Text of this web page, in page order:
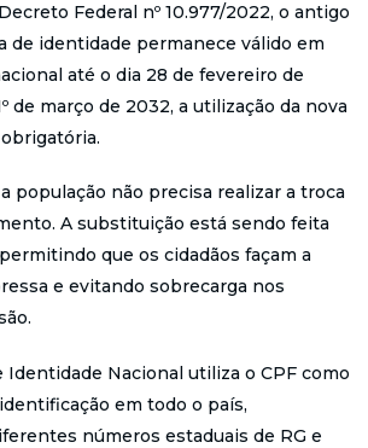
Federal nº 10.977/2022, o antigo
de identidade permanece válido em
até o dia 28 de fevereiro de
de março de 2032, a utilização da nova
população não precisa realizar a troca
A substituição está sendo feita
que os cidadãos façam a
e evitando sobrecarga nos
Identidade Nacional utiliza o CPF como
em todo o país,
números estaduais de RG e